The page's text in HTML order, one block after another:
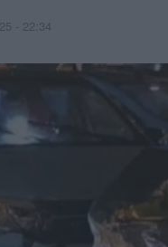
- 22:34